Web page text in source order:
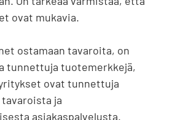
ovat mukavia.
ostamaan tavaroita, on
tunnettuja tuotemerkkejä,
ovat tunnettuja
ja
asiakaspalvelusta.